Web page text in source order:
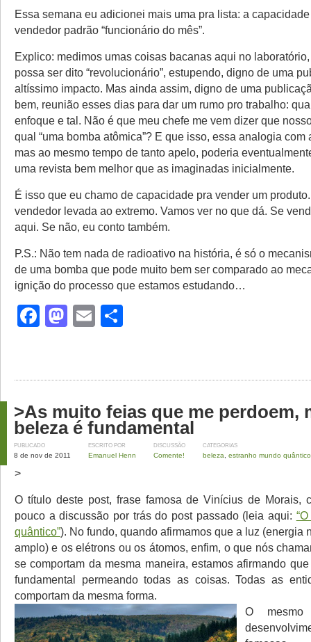
Essa semana eu adicionei mais uma pra lista: a
vendedor padrão “funcionário do mês”.
Explico: medimos umas coisas bacanas aqui no
possa ser dito “revolucionário”, estupendo, digno de uma
altíssimo impacto. Mas ainda assim, digno de uma
bem, reunião esses dias para dar um rumo pro trabalho:
enfoque e tal. Não é que meu chefe me vem dizer que
qual “uma bomba atômica”? E que isso, essa analogia com
mas ao mesmo tempo de tanto apelo, poderia
uma revista bem melhor que as imaginadas inicialmente.
É isso que eu chamo de capacidade pra vender um
vendedor levada ao extremo. Vamos ver no que dá. Se
aqui. Se não, eu conto também.
P.S.: Não tem nada de radioativo na história, é só o
de uma bomba que pode muito bem ser comparado ao
ignição do processo que estamos estudando…
Facebook
Mastodon
Email
>As muito feias que me perdoem,
beleza é fundamental
PUBLICADO
8 de nov de 2011
ESCRITO POR
Emanuel Henn
DISCUSSÃO
Comente!
CATEGORIAS
beleza estranho mundo quântico
>
O título deste post, frase famosa de Vinícius de Morais,
pouco a discussão por trás do post passado (leia aqui:
quântico”). No fundo, quando afirmamos que a luz (energia
amplo) e os elétrons ou os átomos, enfim, o que nós
se comportam da mesma maneira, estamos afirmando
fundamental permeando todas as coisas. Todas as
comportam da mesma forma.
O